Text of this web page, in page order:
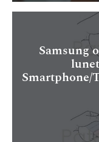
Samsung
Smartphone/